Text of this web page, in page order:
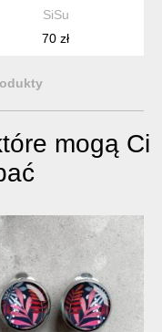
SiSu
70 zł
mogą Ci